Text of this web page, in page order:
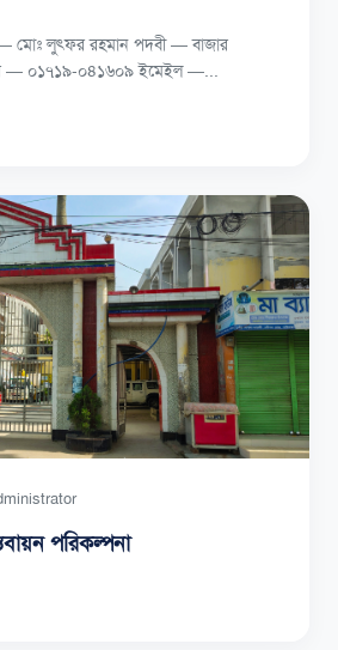
মোঃ লুৎফর রহমান পদবী — বাজার
— ০১৭১৯-০৪১৬০৯ ইমেইল —...
পরিকল্পনা